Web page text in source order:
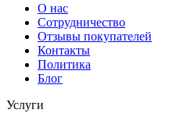
О нас
Сотрудничество
Отзывы покупателей
Контакты
Политика
Блог
Услуги